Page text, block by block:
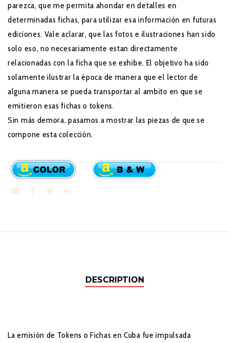
parezca, que me permita ahondar en detalles en
determinadas fichas, para utilizar esa información en futuras
ediciones. Vale aclarar, que las fotos e ilustraciones han sido
solo eso, no necesariamente estan directamente
relacionadas con la ficha que se exhibe. El objetivo ha sido
solamente ilustrar la época de manera que el lector de
alguna manera se pueda transportar al ambito en que se
emitieron esas fichas o tokens.
Sin más demora, pasamos a mostrar las piezas de que se
compone esta colección.
DESCRIPTION
La emisión de Tokens o Fichas en Cuba fue impulsada